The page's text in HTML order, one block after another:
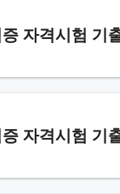
자격시험
자격시험